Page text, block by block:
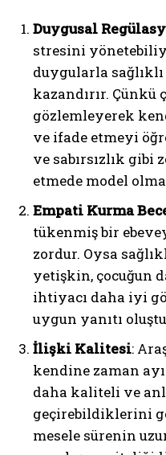
Duygusal
stresini
duygularla
kazandırır.
gözlemleyerek
ve ifade etmeyi
ve sabırsızlık gibi
etmede model
Empati Kurma
tükenmiş bir
zordur. Oysa
yetişkin, çocuğun
ihtiyacı daha iyi
uygun yanıtı
İlişki Kalitesi:
kendine zaman
daha kaliteli ve
geçirebildiklerini
mesele sürenin